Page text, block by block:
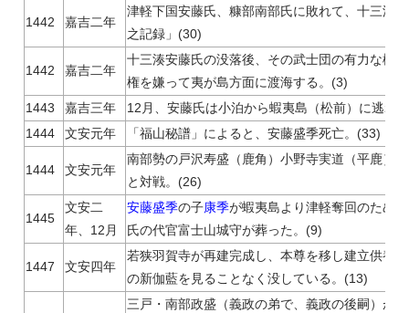
1442 嘉吉二年
津軽下国安藤氏、糠部南部氏に敗れて、十三湊
之記録」(30)
1442 嘉吉二年
十三湊安藤氏の没落後、その武士団の有力な構
権を嫌って夷が島方面に渡海する。(3)
1443
嘉吉三年
12月、安藤氏は小泊から蝦夷島（松前）に逃れ
1444
文安元年 「福山秘譜」によると、安藤盛季死亡。(33)
1444 文安元年
南部勢の戸沢寿盛（鹿角）小野寺実道（平鹿）
と対戦。(26)
1445
文安二
年、12月
安藤盛季の子康季が蝦夷島より津軽奪回のため
氏の代官富士山城守が葬った。(9)
1447 文安四年
若狭羽賀寺が再建完成し、本尊を移し建立供養
の新伽藍を見ることなく没している。(13)
三戸・南部政盛（義政の弟で、義政の後嗣）が